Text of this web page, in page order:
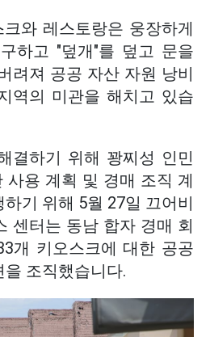
와 레스토랑은 웅장하게
하고 "덮개"를 덮고 문을
려져 공공 자산 자원 낭비
역의 미관을 해치고 있습
결하기 위해 꽝찌성 인민
사용 계획 및 경매 조직 계
기 위해 5월 27일 끄어비
센터는 동남 합자 경매 회
개 키오스크에 대한 공공
조직했습니다.